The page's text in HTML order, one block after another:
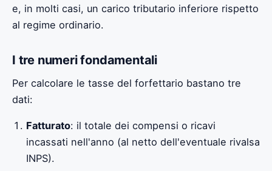
e, in molti casi, un carico tributario inferiore rispetto
al regime ordinario.
I tre numeri fondamentali
Per calcolare le tasse del forfettario bastano tre
dati:
Fatturato: il totale dei compensi o ricavi
incassati nell'anno (al netto dell'eventuale rivalsa
INPS).